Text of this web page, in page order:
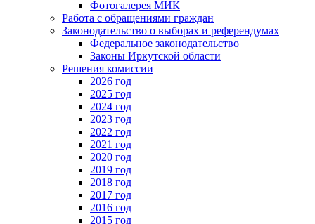
Фотогалерея МИК
Работа с обращениями граждан
Законодательство о выборах и референдумах
Федеральное законодательство
Законы Иркутской области
Решения комиссии
2026 год
2025 год
2024 год
2023 год
2022 год
2021 год
2020 год
2019 год
2018 год
2017 год
2016 год
2015 год